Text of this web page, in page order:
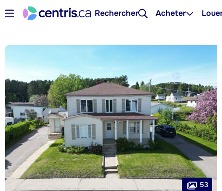
Rechercher Acheter
53